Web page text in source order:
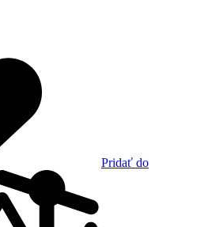
Pridať do